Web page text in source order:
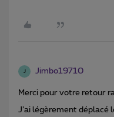
Jimbo19710
Merci pour votre retour
J’ai légèrement